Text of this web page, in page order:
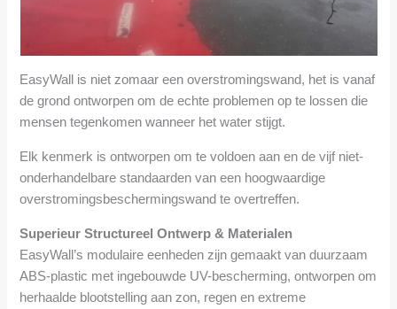
EasyWall is niet zomaar een overstromingswand, het is vanaf
de grond ontworpen om de echte problemen op te lossen die
mensen tegenkomen wanneer het water stijgt.
Elk kenmerk is ontworpen om te voldoen aan en de vijf niet-
onderhandelbare standaarden van een hoogwaardige
overstromingsbeschermingswand te overtreffen.
Superieur Structureel Ontwerp & Materialen
EasyWall’s modulaire eenheden zijn gemaakt van duurzaam
ABS-plastic met ingebouwde UV-bescherming, ontworpen om
herhaalde blootstelling aan zon, regen en extreme